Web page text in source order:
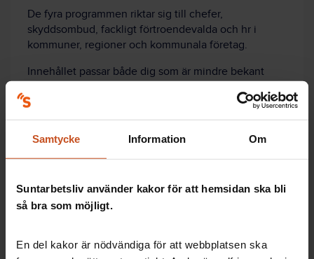
Samtycke Information Om
Suntarbetsliv använder kakor för att hemsidan ska bli
så bra som möjligt.
En del kakor är nödvändiga för att webbplatsen ska
De fyra programmen riktar sig till chefer,
skyddsombud, fackligt förtroendevalda och hr i
kommuner, regioner och kommunala företag.
Innehållet passar både dig som är mindre bekant
gärna tillsammans i samverkansgruppen eller
skyddskommittén.
Läs mer och se tidigare avsnitt här!
Kom igång med friskfaktorarbetet